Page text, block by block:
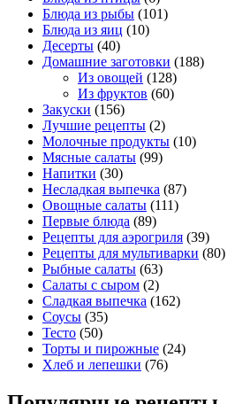
Блюда из рыбы (101)
Блюда из яиц (10)
Десерты (40)
Домашние заготовки (188)
Из овощей (128)
Из фруктов (60)
Закуски (156)
Лучшие рецепты (2)
Молочные продукты (10)
Мясные салаты (99)
Напитки (30)
Несладкая выпечка (87)
Овощные салаты (111)
Первые блюда (89)
Рецепты для аэрогриля (39)
Рецепты для мультиварки (80)
Рыбные салаты (63)
Салаты с сыром (2)
Сладкая выпечка (162)
Соусы (35)
Тесто (50)
Торты и пирожные (24)
Хлеб и лепешки (76)